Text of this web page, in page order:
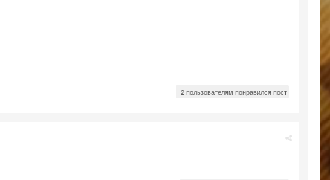
2 пользователям понравился пост